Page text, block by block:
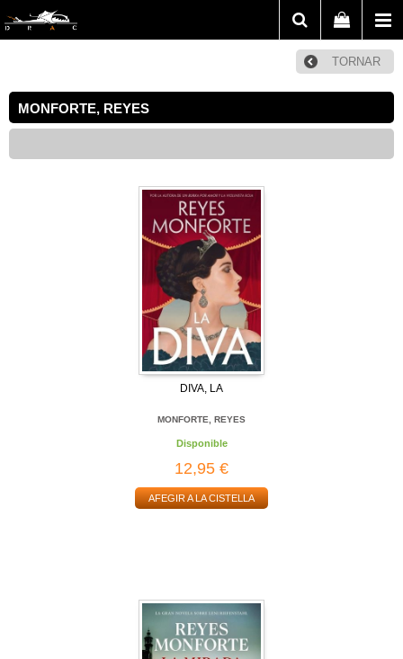
TORNAR
MONFORTE, REYES
DIVA, LA
MONFORTE, REYES
Disponible
12,95 €
AFEGIR A LA CISTELLA